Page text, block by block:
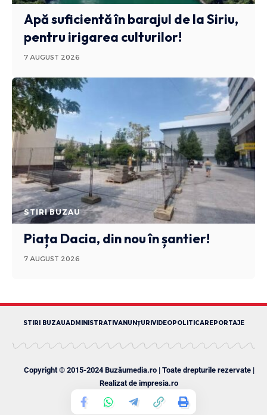
Apă suficientă în barajul de la Siriu,
pentru irigarea culturilor!
7 AUGUST 2026
STIRI BUZAU
Piața Dacia, din nou în șantier!
7 AUGUST 2026
STIRI BUZAUADMINISTRATIVANUNȚURI VIDEOPOLITICAREPORTAJE
Copyright © 2015-2024 Buzăumedia.ro | Toate drepturile rezervate |
Realizat de impresia.ro